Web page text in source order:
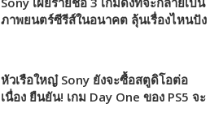
ภาพยนตร์ซีรีส์ในอนาคต ลุ้นเรื่องไหนปัง
หัวเรือใหญ๋ Sony ยังจะซื้อสตูดิโอต่อ
เนื่อง ยืนยัน! เกม Day One ของ PS5 จะ